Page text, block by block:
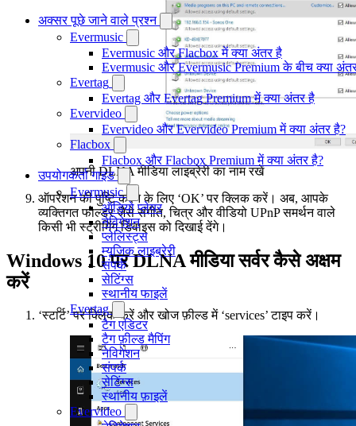
अक्सर पूछे जाने वाले प्रश्न
Evermusic
Evermusic और Flacbox में क्या अंतर है
Evermusic और Evermusic Premium के बीच क्या
Evertag
Evertag और Evertag Premium में क्या अंतर है
Evervideo
Evervideo और Evervideo Premium में क्या अंतर है?
Flacbox
Flacbox और Flacbox Premium में क्या अंतर है?
उपयोगकर्ता गाइड
Evermusic
ऑडियो प्लेयर
नेविगेशन
प्लेलिस्ट्स
म्यूजिक लाइब्रेरी
संपर्क
सेटिंग्स
स्थानीय फाइलें
Evertag
टैग एडिटर
टैग फ़ील्ड मैपिंग
नेविगेशन
संपर्क
सेटिंग्स
स्थानीय फ़ाइलें
Evervideo
अपनी DLNA मीडिया लाइब्रेरी का नाम रखें
ऑपरेशन की पुष्टि करने के लिए ‘OK’ पर क्लिक करें। अब, आपके
व्यक्तिगत फोल्डर जैसे संगीत, चित्र और वीडियो UPnP समर्थन वाले
किसी भी स्ट्रीमिंग डिवाइस को दिखाई देंगे।
Windows 10 पर DLNA मीडिया सर्वर कैसे अक्षम
करें
‘स्टार्ट’ पर क्लिक करें और खोज फ़ील्ड में ‘services’ टाइप करें।